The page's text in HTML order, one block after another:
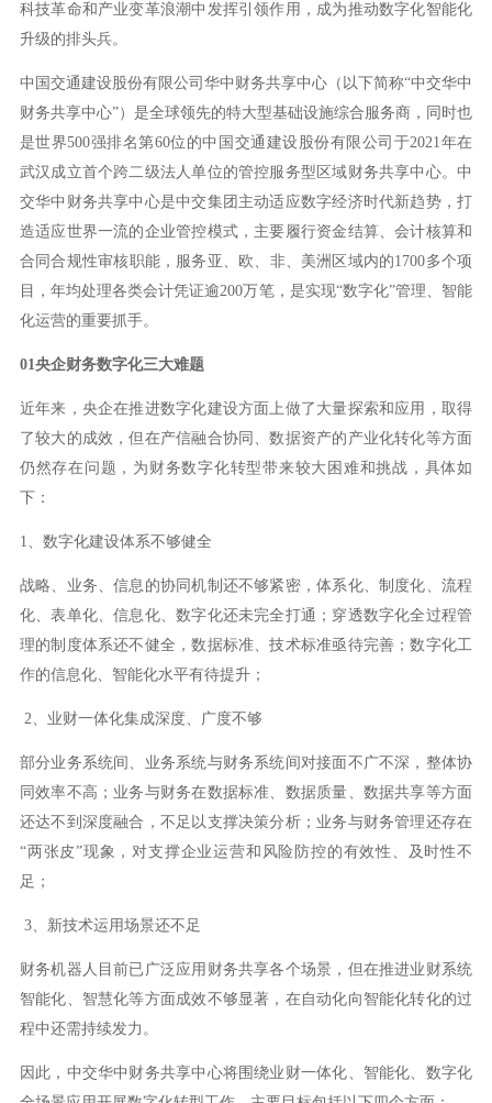
科技革命和产业变革浪潮中发挥引领作用，成为推动数字化智能化
升级的排头兵。
中国交通建设股份有限公司华中财务共享中心（以下简称“中交华中
财务共享中心”）是全球领先的特大型基础设施综合服务商，同时也
是世界500强排名第60位的中国交通建设股份有限公司于2021年在
武汉成立首个跨二级法人单位的管控服务型区域财务共享中心。中
交华中财务共享中心是中交集团主动适应数字经济时代新趋势，打
造适应世界一流的企业管控模式，主要履行资金结算、会计核算和
合同合规性审核职能，服务亚、欧、非、美洲区域内的1700多个项
目，年均处理各类会计凭证逾200万笔，是实现“数字化”管理、智能
化运营的重要抓手。
01央企财务数字化三大难题
近年来，央企在推进数字化建设方面上做了大量探索和应用，取得
了较大的成效，但在产信融合协同、数据资产的产业化转化等方面
仍然存在问题，为财务数字化转型带来较大困难和挑战，具体如
下：
1、数字化建设体系不够健全
战略、业务、信息的协同机制还不够紧密，体系化、制度化、流程
化、表单化、信息化、数字化还未完全打通；穿透数字化全过程管
理的制度体系还不健全，数据标准、技术标准亟待完善；数字化工
作的信息化、智能化水平有待提升；
2、 业财一体化集成深度、广度不够
部分业务系统间、业务系统与财务系统间对接面不广不深，整体协
同效率不高；业务与财务在数据标准、数据质量、数据共享等方面
还达不到深度融合，不足以支撑决策分析；业务与财务管理还存在
“两张皮”现象，对支撑企业运营和风险防控的有效性、及时性不
足；
3、 新技术运用场景还不足
财务机器人目前已广泛应用财务共享各个场景，但在推进业财系统
智能化、智慧化等方面成效不够显著，在自动化向智能化转化的过
程中还需持续发力。
因此，中交华中财务共享中心将围绕业财一体化、智能化、数字化